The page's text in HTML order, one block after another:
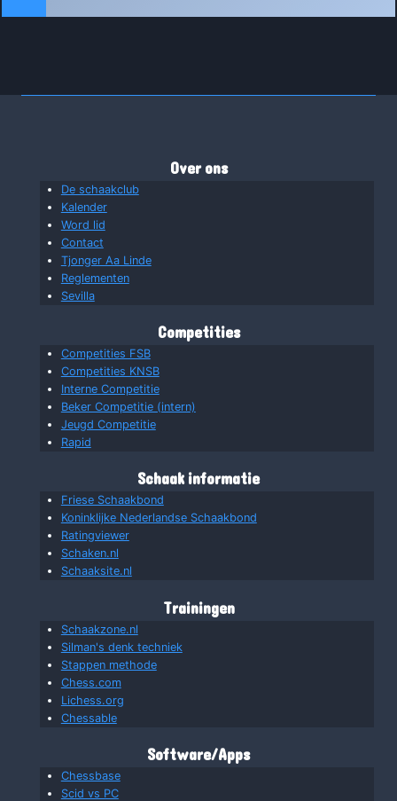
Over ons
De schaakclub
Kalender
Word lid
Contact
Tjonger Aa Linde
Reglementen
Sevilla
Competities
Competities FSB
Competities KNSB
Interne Competitie
Beker Competitie (intern)
Jeugd Competitie
Rapid
Schaak informatie
Friese Schaakbond
Koninklijke Nederlandse Schaakbond
Ratingviewer
Schaken.nl
Schaaksite.nl
Trainingen
Schaakzone.nl
Silman's denk techniek
Stappen methode
Chess.com
Lichess.org
Chessable
Software/Apps
Chessbase
Scid vs PC